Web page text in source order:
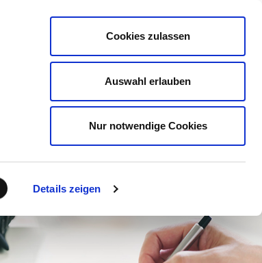
Details zeigen
Cookies zulassen
Auswahl erlauben
Nur notwendige Cookies
BERATEN AUSZEICHNEN